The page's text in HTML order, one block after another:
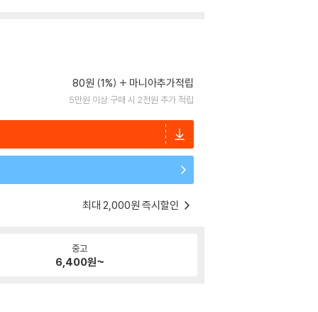
80원 (1%) 마니아추가적립
5만원 이상 구매 시 2천원 추가 적립
최대 2,000원 즉시할인
중고
6,400원~